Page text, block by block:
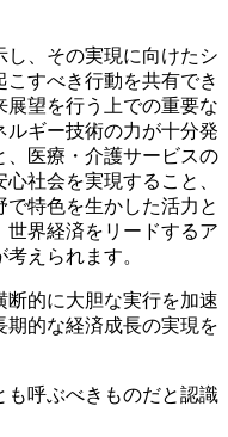
、その実現に向けたシ
すべき行動を共有でき
展望を行う上での重要な
ギー技術の力が十分発
、医療・介護サービスの
社会を実現すること、
特色を生かした活力と
界経済をリードするア
えられます。
的に大胆な実行を加速
期的な経済成長の実現を
呼ぶべきものだと認識